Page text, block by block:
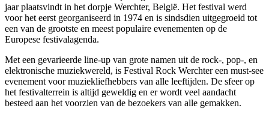
jaar plaatsvindt in het dorpje Werchter, België. Het festival werd
voor het eerst georganiseerd in 1974 en is sindsdien uitgegroeid tot
een van de grootste en meest populaire evenementen op de
Europese festivalagenda.
Met een gevarieerde line-up van grote namen uit de rock-, pop-, en
elektronische muziekwereld, is Festival Rock Werchter een must-see
evenement voor muziekliefhebbers van alle leeftijden. De sfeer op
het festivalterrein is altijd geweldig en er wordt veel aandacht
besteed aan het voorzien van de bezoekers van alle gemakken.